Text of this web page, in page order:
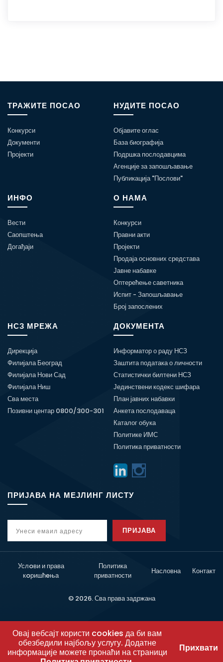
ТРАЖИТЕ ПОСАО
Конкурси
Документи
Пројекти
НУДИТЕ ПОСАО
Објавите оглас
База биографија
Подршка послодавцима
Агенције за запошљавање
Публикација "Послови"
ИНФО
Вести
Саопштења
Догађаји
О НАМА
Конкурси
Правни акти
Пројекти
Продаја основних средстава
Јавне набавке
Оптерећење саветника
Испит - Запошљавање
Број запослених
НСЗ МРЕЖА
Дирекција
Филијала Београд
Филијала Нови Сад
Филијала Ниш
Сва места
Позивни центар 0800/300-301
ДОКУМЕНТА
Информатор о раду НСЗ
Заштита података о личности
Статистички билтени НСЗ
Јединствени кодекс шифара
План јавних набавки
Анкета послодаваца
Каталог обука
Политике ИМС
Политика приватности
ПРИЈАВА НА МЕЈЛИНГ ЛИСТУ
ПРИЈАВА
Услoви и права
кoришћeња
Политика
приватности
Насловна Контакт
© 2026. Сва права задржана
Овај вебсајт користи cookies да би вам
обезбедили најбољу услугу. Додатне
информације можете пронаћи на страници
Прихвати